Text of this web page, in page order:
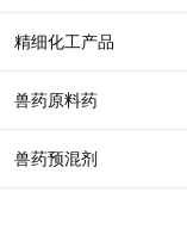
精细化工产品
兽药原料药
兽药预混剂